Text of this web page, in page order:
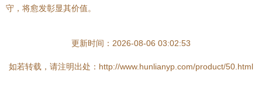
守，将愈发彰显其价值。
更新时间：2026-08-06 03:02:53
如若转载，请注明出处：http://www.hunlianyp.com/product/50.html